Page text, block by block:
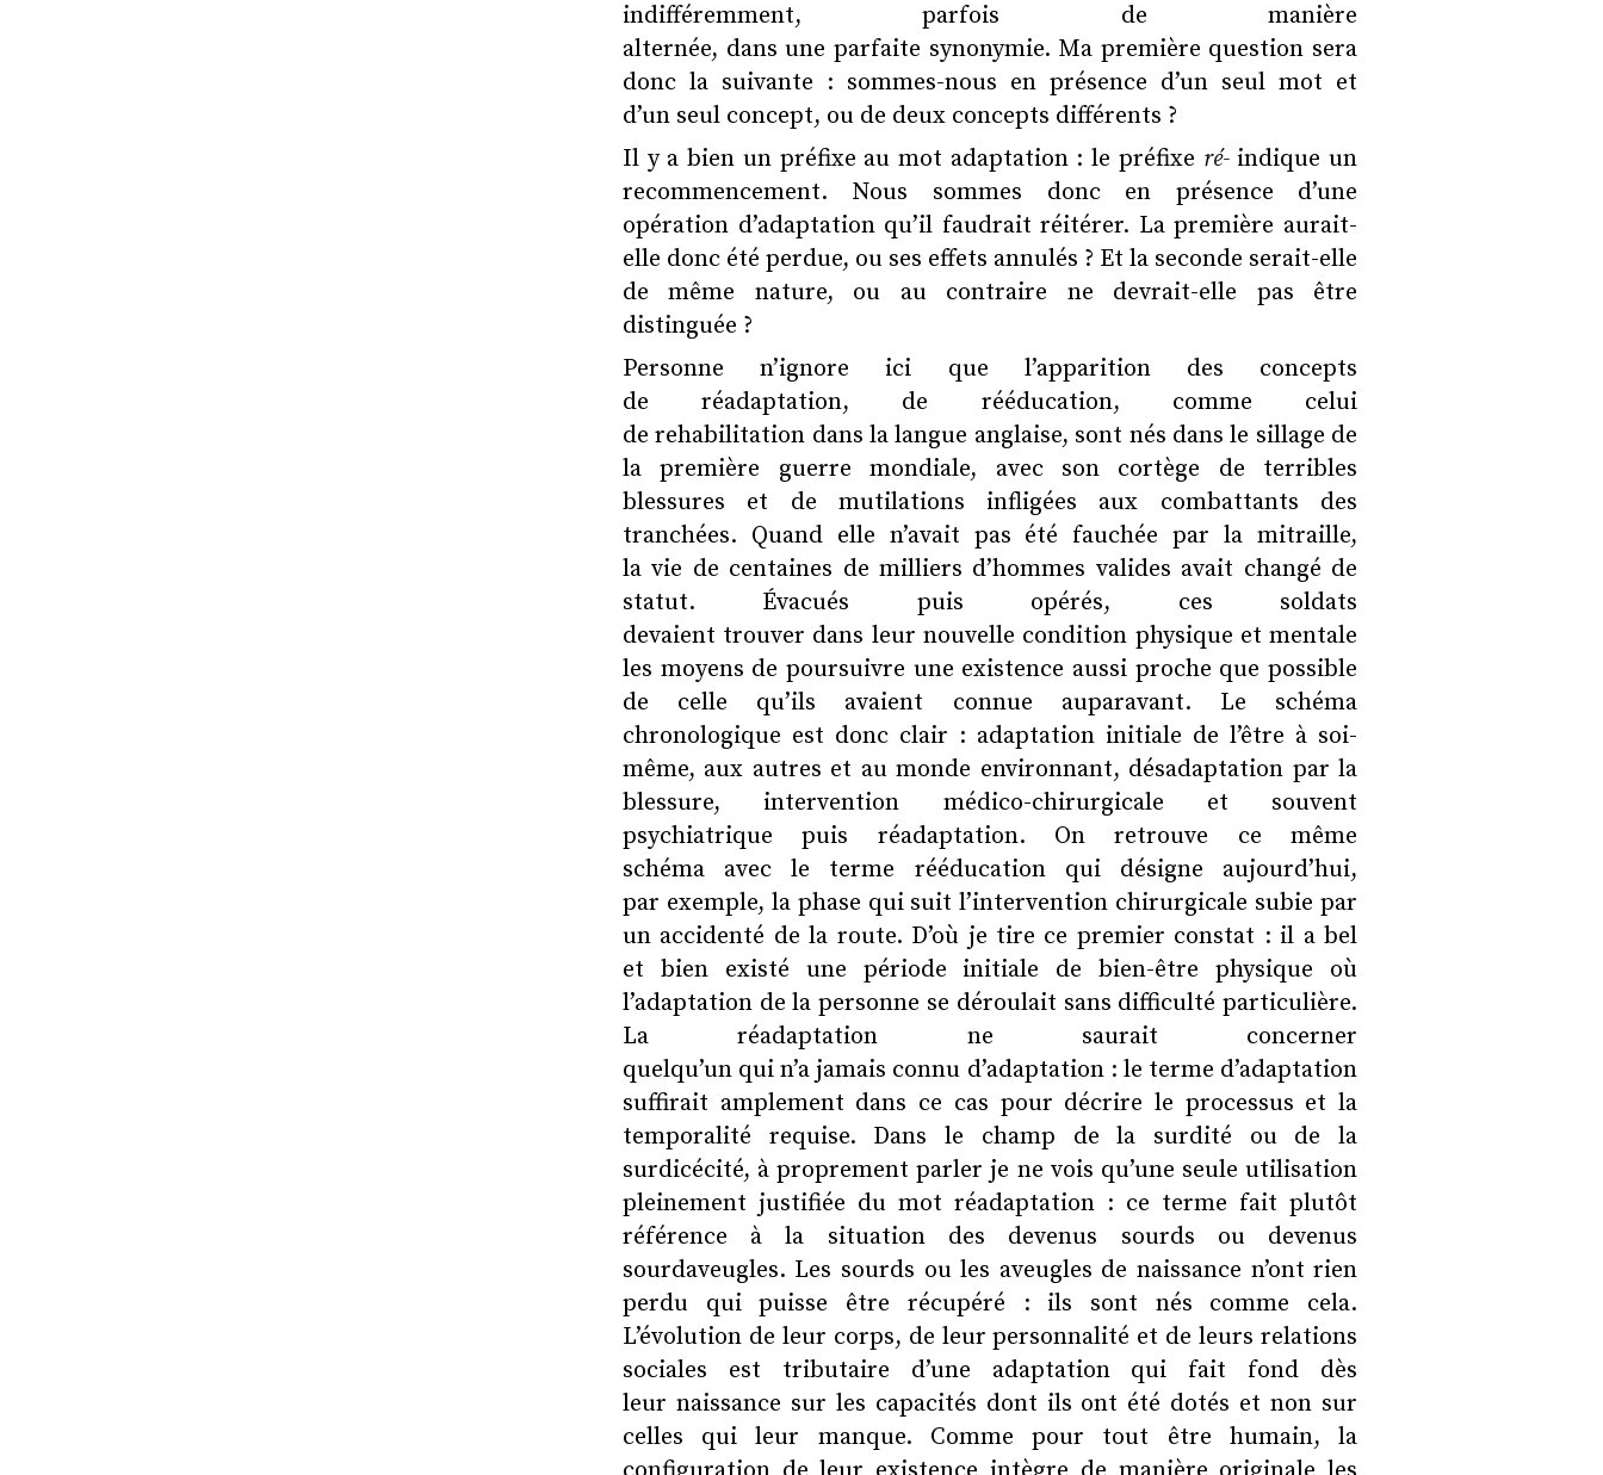
indifféremment, parfois de manière
alternée, dans une parfaite synonymie. Ma première question sera
donc la suivante : sommes-nous en présence d’un seul mot et
d’un seul concept, ou de deux concepts différents ?
Il y a bien un préfixe au mot adaptation : le préfixe ré-indique un
recommencement. Nous sommes donc en présence d’une
opération d’adaptation qu’il faudrait réitérer. La première aurait-
elle donc été perdue, ou ses effets annulés ? Et la seconde serait-elle
de même nature, ou au contraire ne devrait-elle pas être
distinguée ?
Personne n’ignore ici que l’apparition des concepts
de réadaptation, de rééducation, comme celui
de rehabilitation dans la langue anglaise, sont nés dans le sillage de
la première guerre mondiale, avec son cortège de terribles
blessures et de mutilations infligées aux combattants des
tranchées. Quand elle n’avait pas été fauchée par la mitraille,
la vie de centaines de milliers d’hommes valides avait changé de
statut. Évacués puis opérés, ces soldats
devaient trouver dans leur nouvelle condition physique et mentale
les moyens de poursuivre une existence aussi proche que possible
de celle qu’ils avaient connue auparavant. Le schéma
chronologique est donc clair : adaptation initiale de l’être à soi-
même, aux autres et au monde environnant, désadaptation par la
blessure, intervention médico-chirurgicale et souvent
psychiatrique puis réadaptation. On retrouve ce même
schéma avec le terme rééducation qui désigne aujourd’hui,
par exemple, la phase qui suit l’intervention chirurgicale subie par
un accidenté de la route. D’où je tire ce premier constat : il a bel
et bien existé une période initiale de bien-être physique où
l’adaptation de la personne se déroulait sans difficulté particulière.
La réadaptation ne saurait concerner
quelqu’un qui n’a jamais connu d’adaptation : le terme d’adaptation
suffirait amplement dans ce cas pour décrire le processus et la
temporalité requise. Dans le champ de la surdité ou de la
surdicécité, à proprement parler je ne vois qu’une seule utilisation
pleinement justifiée du mot réadaptation : ce terme fait plutôt
référence à la situation des devenus sourds ou devenus
sourdaveugles. Les sourds ou les aveugles de naissance n’ont rien
perdu qui puisse être récupéré : ils sont nés comme cela.
L’évolution de leur corps, de leur personnalité et de leurs relations
sociales est tributaire d’une adaptation qui fait fond dès
leur naissance sur les capacités dont ils ont été dotés et non sur
celles qui leur manque. Comme pour tout être humain, la